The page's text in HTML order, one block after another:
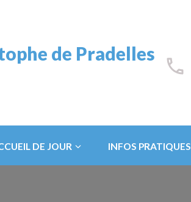
de Pradelles
DE JOUR INFOS PRATIQUES